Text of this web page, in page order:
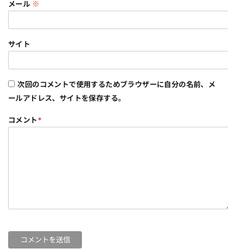
メール ※
サイト
次回のコメントで使用するためブラウザーに自分の名前、メ
ールアドレス、サイトを保存する。
コメント*